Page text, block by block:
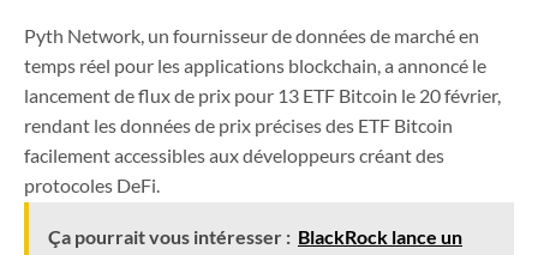
Pyth Network, un fournisseur de données de marché en
temps réel pour les applications blockchain, a annoncé le
lancement de flux de prix pour 13 ETF Bitcoin le 20 février,
rendant les données de prix précises des ETF Bitcoin
facilement accessibles aux développeurs créant des
protocoles DeFi.
Ça pourrait vous intéresser : BlackRock lance un